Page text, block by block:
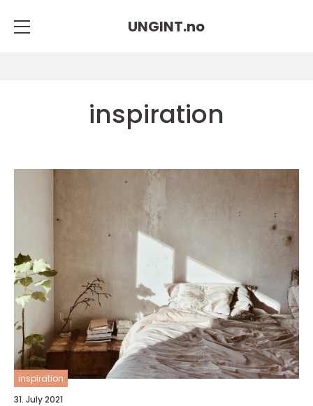
UNGINT.no
inspiration
inspiration
31. July 2021